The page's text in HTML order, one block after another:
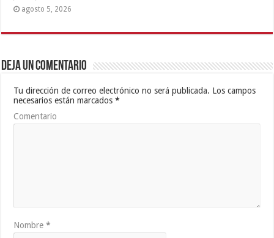
agosto 5, 2026
Deja un comentario
Tu dirección de correo electrónico no será publicada. Los campos
necesarios están marcados*
Comentario
Nombre*